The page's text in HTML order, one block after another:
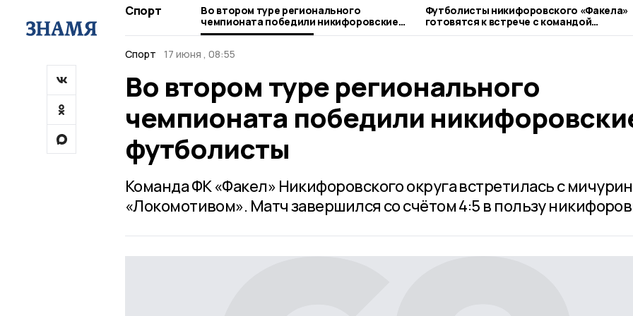
Спорт
Во втором туре регионального
чемпионата победили никифоровские
футболисты
Футболисты никифоровского «Факела»
готовятся к встрече с командой
Котовска
Спорт
17 июня , 08:55
Во втором туре регионального
чемпионата победили
футболисты
Команда ФК «Факел» Никифоровского округа встретилась с
«Локомотивом». Матч завершился со счётом 4:5 в пользу